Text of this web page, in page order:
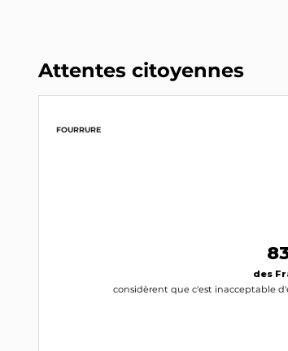
Attentes citoyennes
FOURRURE
des
considèrent que c'est inacceptable